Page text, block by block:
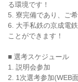
る環境です！
5. 寮完備であり、ご
6. 大手私鉄の京成電
ことができます！
■ 選考スケジュール
1. 説明会参加
2. 1次選考参加(WEB